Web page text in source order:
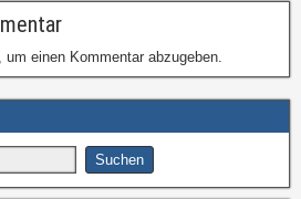
um einen Kommentar abzugeben.